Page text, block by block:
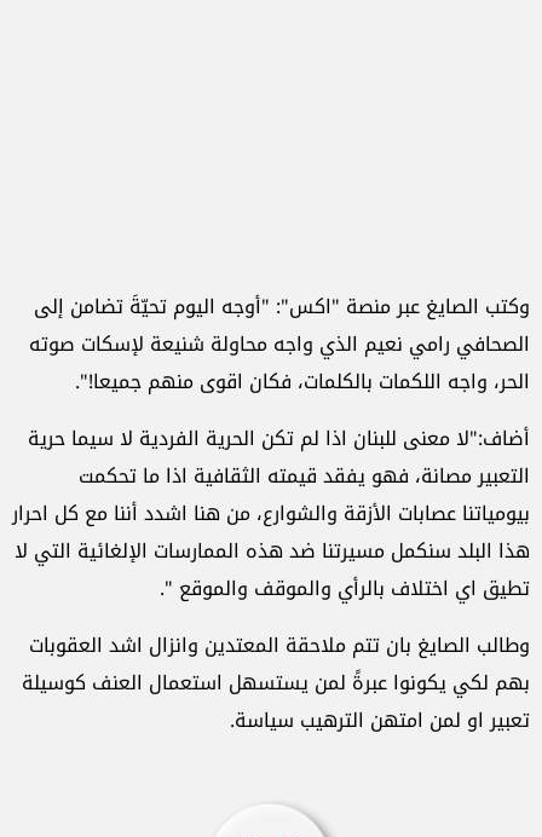
وكتب الصايغ عبر منصة "اكس": "أوجه اليوم تحيّةَ تضامن إلى
الصحافي رامي نعيم الذي واجه محاولة شنيعة لإسكات صوته
الحر، واجه اللكمات بالكلمات، فكان اقوى منهم جميعا!".
أضاف:"لا معنى للبنان اذا لم تكن الحرية الفردية لا سيما حرية
التعبير مصانة، فهو يفقد قيمته الثقافية اذا ما تحكمت
بيومياتنا عصابات الأزقة والشوارع، من هنا اشدد أننا مع كل احرار
هذا البلد سنكمل مسيرتنا ضد هذه الممارسات الإلغائية التي لا
تطيق اي اختلاف بالرأي والموقف والموقع ".
وطالب الصايغ بان تتم ملاحقة المعتدين وانزال اشد العقوبات
بهم لكي يكونوا عبرةً لمن يستسهل استعمال العنف كوسيلة
تعبير او لمن امتهن الترهيب سياسة.